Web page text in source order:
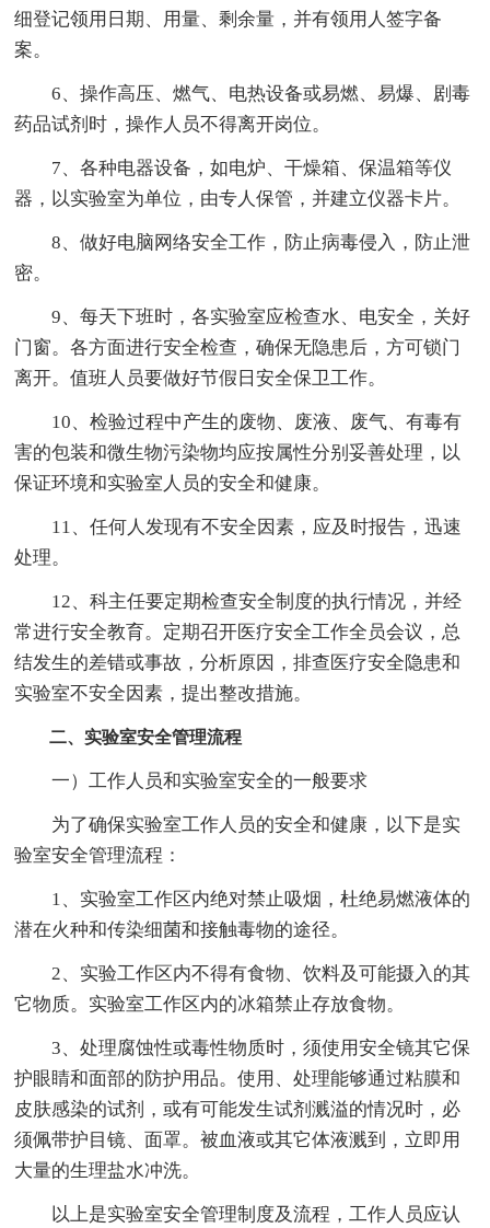
细登记领用日期、用量、剩余量，并有领用人签字备
案。
6、操作高压、燃气、电热设备或易燃、易爆、剧毒
药品试剂时，操作人员不得离开岗位。
7、各种电器设备，如电炉、干燥箱、保温箱等仪
器，以实验室为单位，由专人保管，并建立仪器卡片。
8、做好电脑网络安全工作，防止病毒侵入，防止泄
密。
9、每天下班时，各实验室应检查水、电安全，关好
门窗。各方面进行安全检查，确保无隐患后，方可锁门
离开。值班人员要做好节假日安全保卫工作。
10、检验过程中产生的废物、废液、废气、有毒有
害的包装和微生物污染物均应按属性分别妥善处理，以
保证环境和实验室人员的安全和健康。
11、任何人发现有不安全因素，应及时报告，迅速
处理。
12、科主任要定期检查安全制度的执行情况，并经
常进行安全教育。定期召开医疗安全工作全员会议，总
结发生的差错或事故，分析原因，排查医疗安全隐患和
实验室不安全因素，提出整改措施。
二、实验室安全管理流程
一）工作人员和实验室安全的一般要求
为了确保实验室工作人员的安全和健康，以下是实
验室安全管理流程：
1、实验室工作区内绝对禁止吸烟，杜绝易燃液体的
潜在火种和传染细菌和接触毒物的途径。
2、实验工作区内不得有食物、饮料及可能摄入的其
它物质。实验室工作区内的冰箱禁止存放食物。
3、处理腐蚀性或毒性物质时，须使用安全镜其它保
护眼睛和面部的防护用品。使用、处理能够通过粘膜和
皮肤感染的试剂，或有可能发生试剂溅溢的情况时，必
须佩带护目镜、面罩。被血液或其它体液溅到，立即用
大量的生理盐水冲洗。
以上是实验室安全管理制度及流程，工作人员应认